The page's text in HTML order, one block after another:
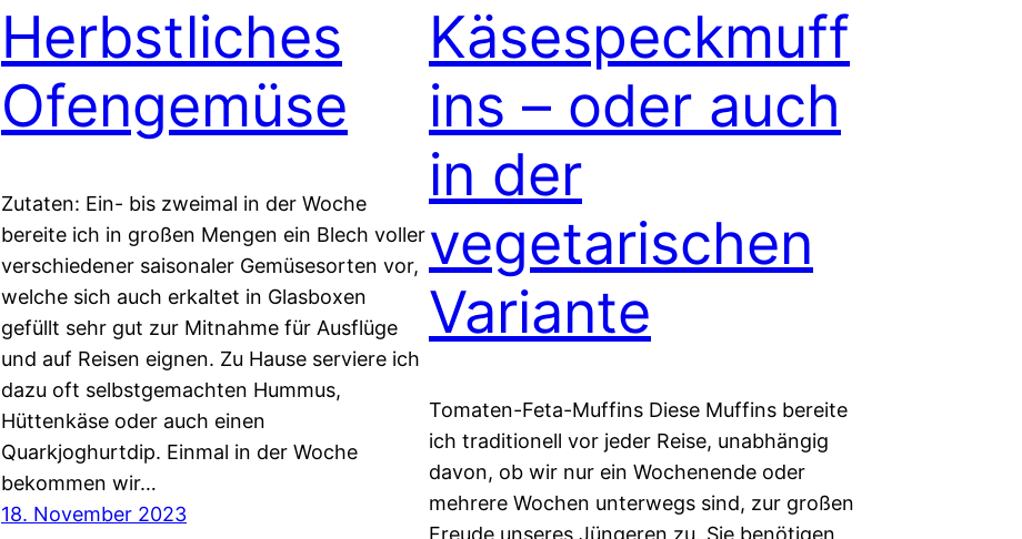
Herbstliches
Ofengemüse
Zutaten: Ein- bis zweimal in der Woche
bereite ich in großen Mengen ein Blech voller
verschiedener saisonaler Gemüsesorten vor,
welche sich auch erkaltet in Glasboxen
gefüllt sehr gut zur Mitnahme für Ausflüge
und auf Reisen eignen. Zu Hause serviere ich
dazu oft selbstgemachten Hummus,
Hüttenkäse oder auch einen
Quarkjoghurtdip. Einmal in der Woche
bekommen wir…
18. November 2023
Käsespeckmuff
ins – oder auch
in der
vegetarischen
Variante
Tomaten-Feta-Muffins Diese Muffins bereite
ich traditionell vor jeder Reise, unabhängig
davon, ob wir nur ein Wochenende oder
mehrere Wochen unterwegs sind, zur großen
Freude unseres Jüngeren zu. Sie benötigen